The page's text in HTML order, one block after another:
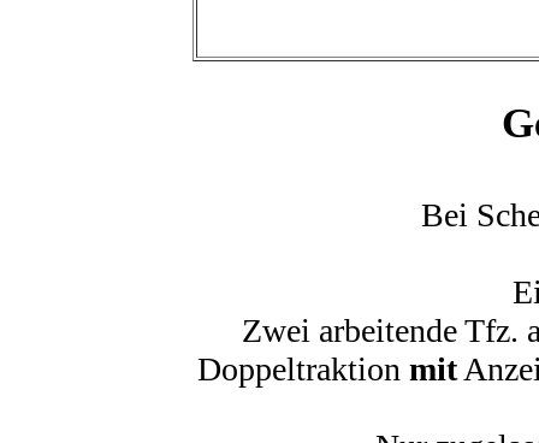
Bei
Zwei arbeitende Tfz.
Doppeltraktion mit